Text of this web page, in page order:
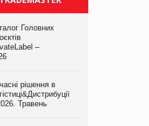
Головних
–
рішення в
Травень